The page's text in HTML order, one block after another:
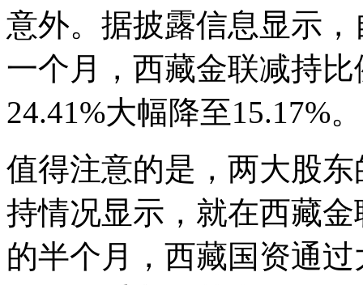
意外。据披露信息显示
一个月，西藏金联减持
24.41%大幅降至15.17%。
值得注意的是，两大股
持情况显示，就在西藏
的半个月，西藏国资通